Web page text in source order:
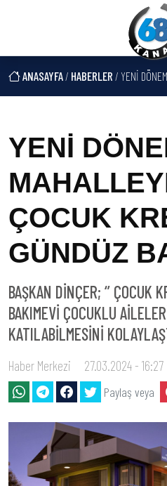
ANASAYFA/ HABERLER / YENİ DÖNEMDE
YENİ
ÇOCUK
GÜNDÜZ
BAŞKAN DİNÇER; ‘’ ÇOCUK
BAKIMEVİ ÇOCUKLU
KATILABİLMESİNİ
Haber Merkezi 27.03.2024 - 16:27
Paylaş veya